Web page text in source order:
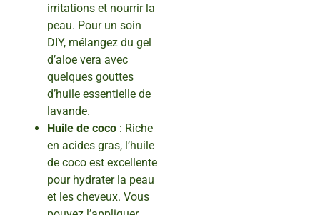
irritations et nourrir la
peau. Pour un soin
DIY, mélangez du gel
d’aloe vera avec
quelques gouttes
d’huile essentielle de
lavande.
Huile de coco : Riche
en acides gras, l’huile
de coco est excellente
pour hydrater la peau
et les cheveux. Vous